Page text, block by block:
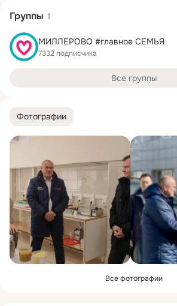
Фотографии
Все фотографии
Группы 1
МИЛЛЕРОВО #главное СЕМЬЯ
7332 подписчика
Все группы